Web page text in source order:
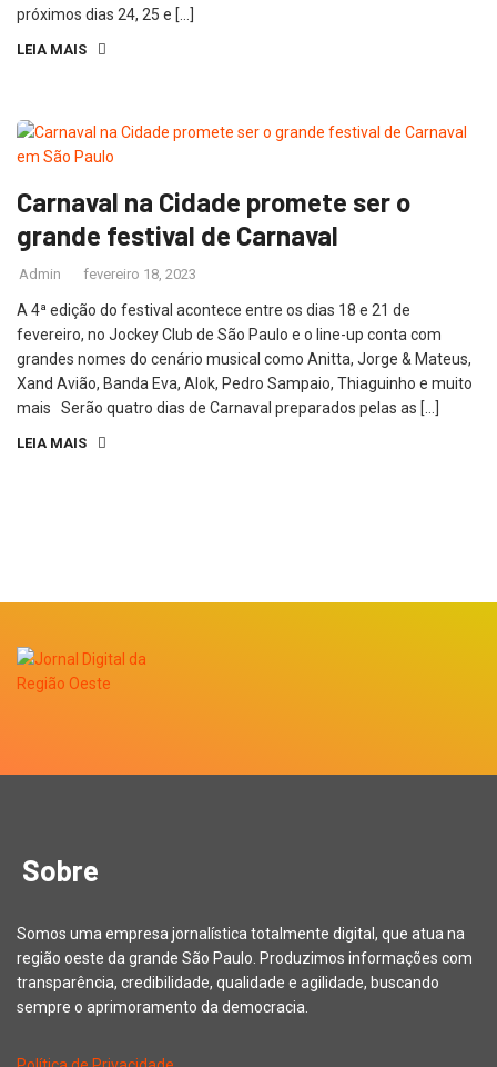
próximos dias 24, 25 e […]
LEIA MAIS
Carnaval na Cidade promete ser o
grande festival de Carnaval
Admin fevereiro 18, 2023
A 4ª edição do festival acontece entre os dias 18 e 21 de
fevereiro, no Jockey Club de São Paulo e o line-up conta com
grandes nomes do cenário musical como Anitta, Jorge & Mateus,
Xand Avião, Banda Eva, Alok, Pedro Sampaio, Thiaguinho e muito
mais Serão quatro dias de Carnaval preparados pelas as […]
LEIA MAIS
Sobre
Somos uma empresa jornalística totalmente digital, que atua na
região oeste da grande São Paulo. Produzimos informações com
transparência, credibilidade, qualidade e agilidade, buscando
sempre o aprimoramento da democracia.